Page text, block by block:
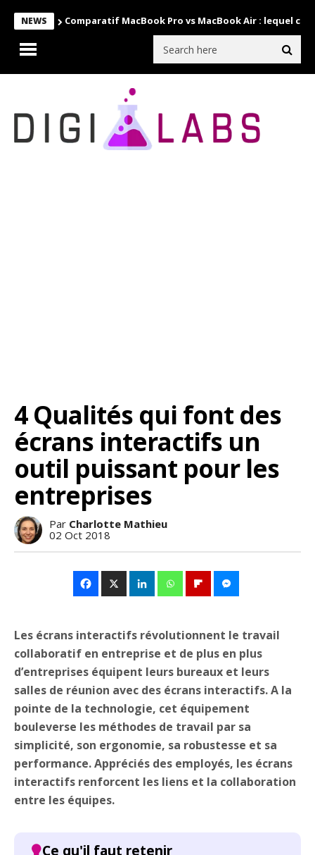
NEWS Comparatif MacBook Pro vs MacBook Air : lequel
4 Qualités qui font des
écrans interactifs un
outil puissant pour les
entreprises
Par Charlotte Mathieu
02 Oct 2018
Les écrans interactifs révolutionnent le travail
collaboratif en entreprise et de plus en plus
d’entreprises équipent leurs bureaux et leurs
salles de réunion avec des écrans interactifs. A la
pointe de la technologie, cet équipement
bouleverse les méthodes de travail par sa
simplicité, son ergonomie, sa robustesse et sa
performance. Appréciés des employés, les écrans
interactifs renforcent les liens et la collaboration
entre les équipes.